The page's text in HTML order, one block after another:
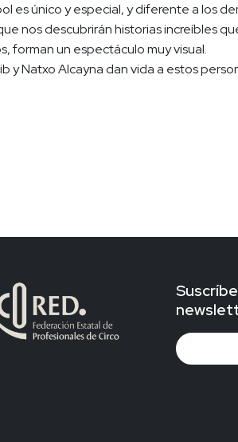
es único y especial, y diferente a los
nos descubrirán historias increíbles
forman un espectáculo muy visual.
y Natxo Alcayna dan vida a estos